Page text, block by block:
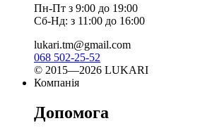
Пн-Пт з 9:00 до 19:00
Сб-Нд: з 11:00 до 16:00
lukari.tm@gmail.com
068 502-25-52
© 2015—2026 LUKARI
Компанія
Допомога